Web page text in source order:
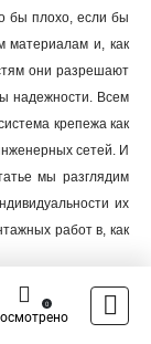
бы плохо, если бы
материалам и, как
они разрешают
надежности. Всем
крепежа как
сетей. И
мы разглядим
их
работ в, как
0